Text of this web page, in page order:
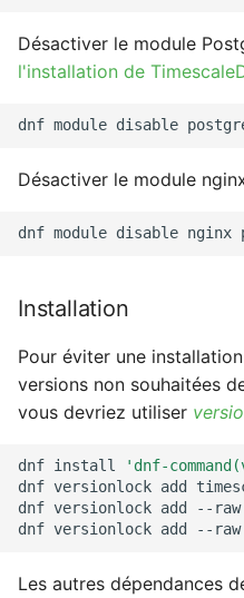
Désactiver le module
l'installation de
dnf module disable
Désactiver le module
dnf module disable nginx
Installation
Pour éviter une
versions non souhaitées
vous devriez utiliser
dnf install
'dnf-
dnf versionlock add
dnf versionlock add --raw
dnf versionlock add --raw
Les autres dépendances